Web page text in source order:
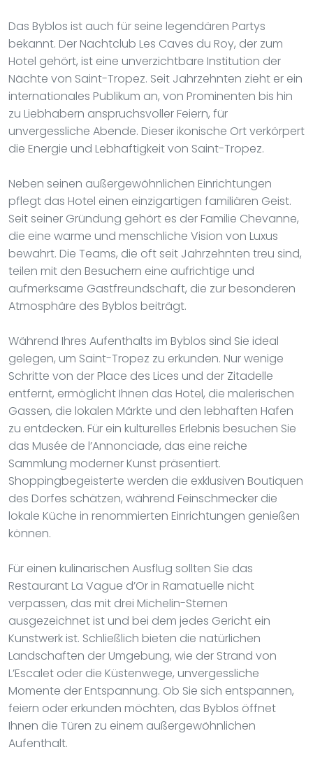
Das Byblos ist auch für seine legendären Partys
bekannt. Der Nachtclub Les Caves du Roy, der zum
Hotel gehört, ist eine unverzichtbare Institution der
Nächte von Saint-Tropez. Seit Jahrzehnten zieht er ein
internationales Publikum an, von Prominenten bis hin
zu Liebhabern anspruchsvoller Feiern, für
unvergessliche Abende. Dieser ikonische Ort verkörpert
die Energie und Lebhaftigkeit von Saint-Tropez.
Neben seinen außergewöhnlichen Einrichtungen
pflegt das Hotel einen einzigartigen familiären Geist.
Seit seiner Gründung gehört es der Familie Chevanne,
die eine warme und menschliche Vision von Luxus
bewahrt. Die Teams, die oft seit Jahrzehnten treu sind,
teilen mit den Besuchern eine aufrichtige und
aufmerksame Gastfreundschaft, die zur besonderen
Atmosphäre des Byblos beiträgt.
Während Ihres Aufenthalts im Byblos sind Sie ideal
gelegen, um Saint-Tropez zu erkunden. Nur wenige
Schritte von der Place des Lices und der Zitadelle
entfernt, ermöglicht Ihnen das Hotel, die malerischen
Gassen, die lokalen Märkte und den lebhaften Hafen
zu entdecken. Für ein kulturelles Erlebnis besuchen Sie
das Musée de l’Annonciade, das eine reiche
Sammlung moderner Kunst präsentiert.
Shoppingbegeisterte werden die exklusiven Boutiquen
des Dorfes schätzen, während Feinschmecker die
lokale Küche in renommierten Einrichtungen genießen
können.
Für einen kulinarischen Ausflug sollten Sie das
Restaurant La Vague d’Or in Ramatuelle nicht
verpassen, das mit drei Michelin-Sternen
ausgezeichnet ist und bei dem jedes Gericht ein
Kunstwerk ist. Schließlich bieten die natürlichen
Landschaften der Umgebung, wie der Strand von
L’Escalet oder die Küstenwege, unvergessliche
Momente der Entspannung. Ob Sie sich entspannen,
feiern oder erkunden möchten, das Byblos öffnet
Ihnen die Türen zu einem außergewöhnlichen
Aufenthalt.